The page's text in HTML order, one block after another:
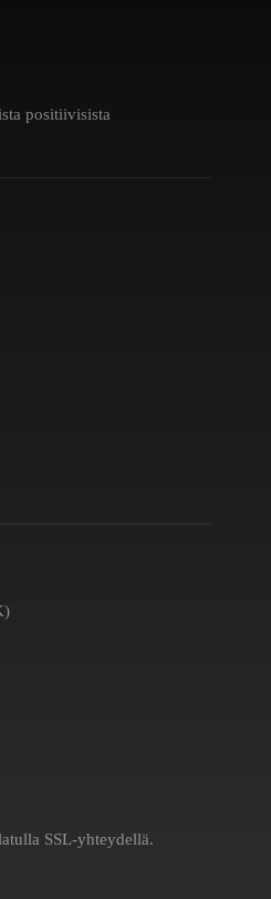
positiivisista
SSL-yhteydellä.